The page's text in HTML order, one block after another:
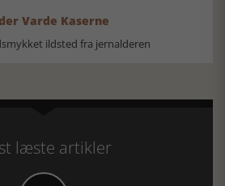
Varde Kaserne
ildsted fra jernalderen
læste artikler